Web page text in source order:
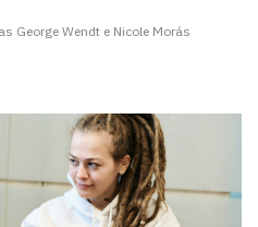
George Wendt e Nicole Morás